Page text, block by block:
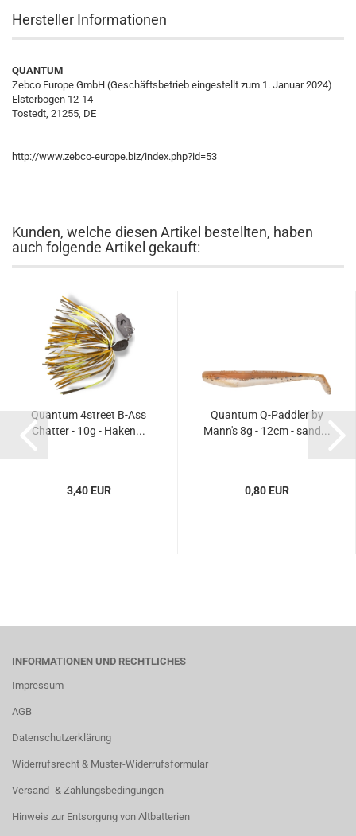
Hersteller Informationen
QUANTUM
Zebco Europe GmbH (Geschäftsbetrieb eingestellt zum 1. Januar 2024)
Elsterbogen 12-14
Tostedt, 21255, DE
http://www.zebco-europe.biz/index.php?id=53
Kunden, welche diesen Artikel bestellten, haben
auch folgende Artikel gekauft:
Quantum 4street B-Ass
Chatter - 10g - Haken...
3,40 EUR
Quantum Q-Paddler by
Mann's 8g - 12cm - sand...
0,80 EUR
INFORMATIONEN UND RECHTLICHES
Impressum
AGB
Datenschutzerklärung
Widerrufsrecht & Muster-Widerrufsformular
Versand- & Zahlungsbedingungen
Hinweis zur Entsorgung von Altbatterien